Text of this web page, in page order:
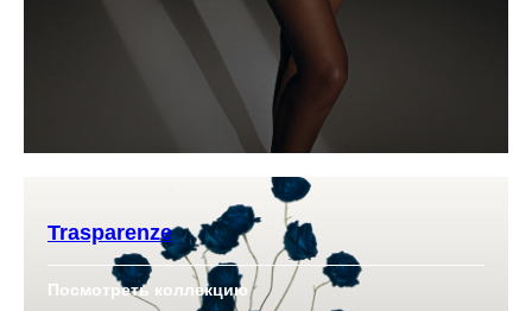
Trasparenze
Посмотреть коллекцию